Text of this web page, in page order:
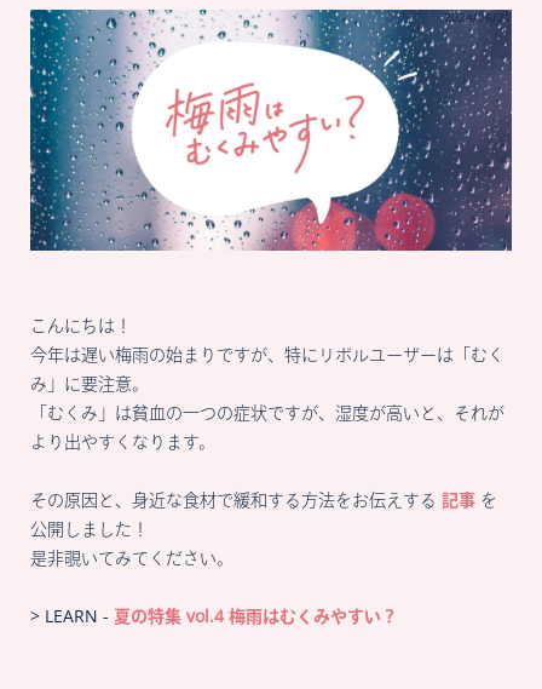
2024/06/21
こんにちは！
今年は遅い梅雨の始まりですが、特にリボルユーザーは「むく
み」に要注意。
「むくみ」は貧血の一つの症状ですが、湿度が高いと、それが
より出やすくなります。
その原因と、身近な食材で緩和する方法をお伝えする 記事 を
公開しました！
是非覗いてみてください。
> LEARN - 夏の特集 vol.4 梅雨はむくみやすい？